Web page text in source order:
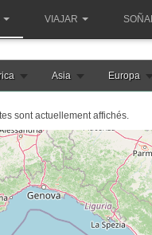
VIAJAR
Asia Europa
sont actuellement affichés.
pendant le chargement de la